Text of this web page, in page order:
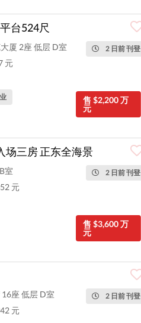
台524尺
2 日前 刊登
厦 2座 低层 D室
元
售 $2,200 万
元
场三房 正东全海景
2 日前 刊登
室
元
售 $3,600 万
元
2 日前 刊登
座 低层 D室
元